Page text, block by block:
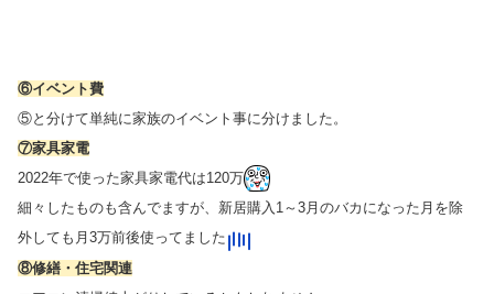
⑥イベント費
⑤と分けて単純に家族のイベント事に分けました。
⑦家具家電
2022年で使った家具家電代は120万
細々したものも含んでますが、新居購入1～3月のバカになった月を除
外しても月3万前後使ってました
⑧修繕・住宅関連